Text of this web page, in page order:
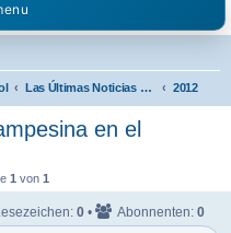
Las Últimas Noticias en Español 2012
en el
1 von 1
0• Abonnenten: 0